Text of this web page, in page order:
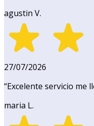
agustin V.
27/07/2026
“Excelente servicio me
maria L.